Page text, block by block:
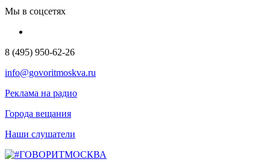
Мы в соцсетях
8 (495) 950-62-26
info@govoritmoskva.ru
Реклама на радио
Города вещания
Наши слушатели